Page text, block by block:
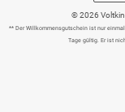
© 2026
** Der Willkommensgutschein ist nur
Tage gültig. Er ist